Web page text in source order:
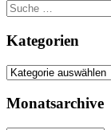
Suche
nach:
Kategorien
Kategorien
Monatsarchive